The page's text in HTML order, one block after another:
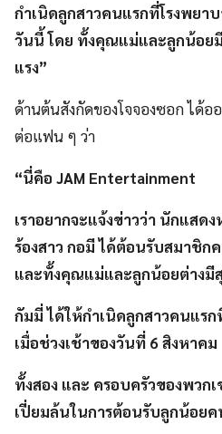
กำเนิดลูกสาวคนแรกที่โรงพยา
วันนี้ โดย ทั้งคุณแม่และลูกน้อย
แรง”
ด้านต้นสังกัดของโจจองซอก ได้
ต่อแฟน ๆ ว่า
“นี่คือ JAM Entertainment
เราอยากจะแจ้งข่าวว่า นักแสด
ร้องสาว กอมี ได้ต้อนรับสมาชิก
และทั้งคุณแม่และลูกน้อยต่างมี
กัมมี่ ได้ให้กำเนิดลูกสาวคนแรก
เมื่อช่วงเช้าของวันที่ 6 สิงหาคม
ทั้งสอง และ ครอบครัวของพวก
เปี่ยมล้นในการต้อนรับลูกน้อยค